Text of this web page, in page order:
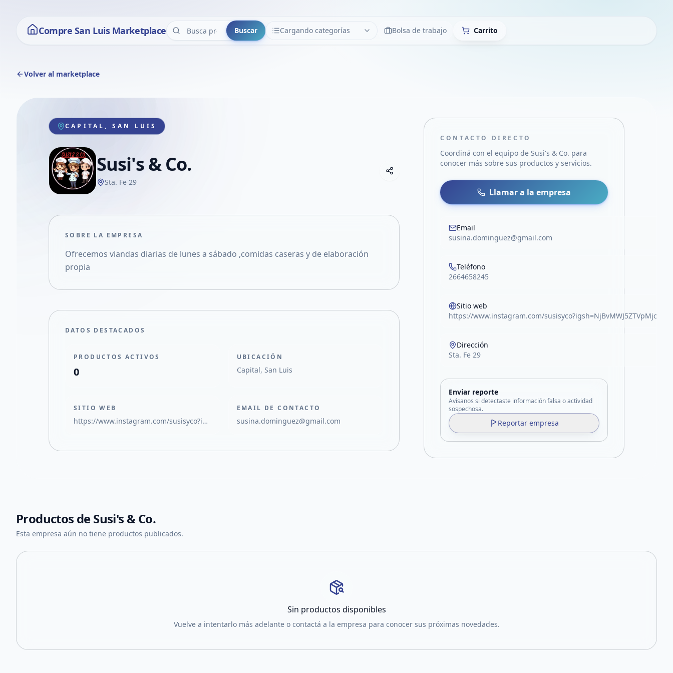
Compre San Luis Marketplace Buscar Cargando categorías
CATEGORÍAS LimpiarBolsa de trabajo Carrito
Volver al marketplace
CAPITAL, SAN LUIS
Susi's & Co.
Sta. Fe 29
Compartir empresa
Compartir por WhatsApp
Compartir por mail
Compartir en Facebook
SOBRE LA EMPRESA
Ofrecemos viandas diarias de lunes a sábado ,comidas caseras y de elaboración
propia
DATOS DESTACADOS
PRODUCTOS ACTIVOS
0
UBICACIÓN
Capital, San Luis
SITIO WEB
https://www.instagram.com/susisyco?igsh=NjBvMWJ5ZTVpMjc5
EMAIL DE CONTACTO
susina.dominguez@gmail.com
CONTACTO DIRECTO
Coordiná con el equipo deSusi's & Co. para
conocer más sobre sus productos y servicios.
Llamar a la empresa
Email
susina.dominguez@gmail.com
Teléfono
2664658245
Sitio web
https://www.instagram.com/susisyco?igsh=NjBvMWJ5ZTVpMjc5
Dirección
Sta. Fe 29
Enviar reporte
Avisanos si detectaste información falsa o actividad
sospechosa.
Reportar empresa
Productos deSusi's & Co.
Esta empresa aún no tiene productos publicados.
Sin productos disponibles
Vuelve a intentarlo más adelante o contactá a la empresa para conocer sus próximas novedades.